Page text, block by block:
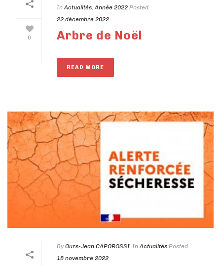
0
InActualités,Année 2022 Posted
22 décembre 2022
Arbre de Noël
READ MORE
ByOurs-Jean CAPOROSSI InActualités Posted
18 novembre 2022